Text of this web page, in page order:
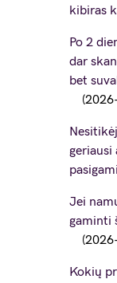
kibiras
Po 2
dar
bet
geriausi
Jei
gaminti
Kokių